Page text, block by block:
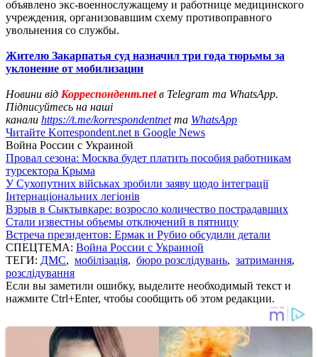
объявлено экс-военнослужащему и работнице медицинского
учреждения, организовавшим схему противоправного
увольнения со службы.
Жителю Закарпатья суд назначил три года тюрьмы за
уклонение от мобилизации
Новини від Корреспондент.netв Telegram та WhatsApp.
Підписуйтесь на наші
канали https://t.me/korrespondentnetта WhatsApp
Читайте Korrespondent.net в Google News
Война России с Украиной
Провал сезона: Москва будет платить пособия работникам
турсектора Крыма
У Сухопутних військах зробили заяву щодо інтеграції
Інтернаціональних легіонів
Взрыв в Сыктывкаре: возросло количество пострадавших
Стали известны объемы отключений в пятницу
Встреча президентов: Ермак и Рубио обсудили детали
СПЕЦТЕМА: Война России с Украиной
ТЕГИ: ДМС, мобілізація, бюро розслідувань, затримання,
розслідування
Если вы заметили ошибку, выделите необходимый текст и
нажмите Ctrl+Enter, чтобы сообщить об этом редакции.